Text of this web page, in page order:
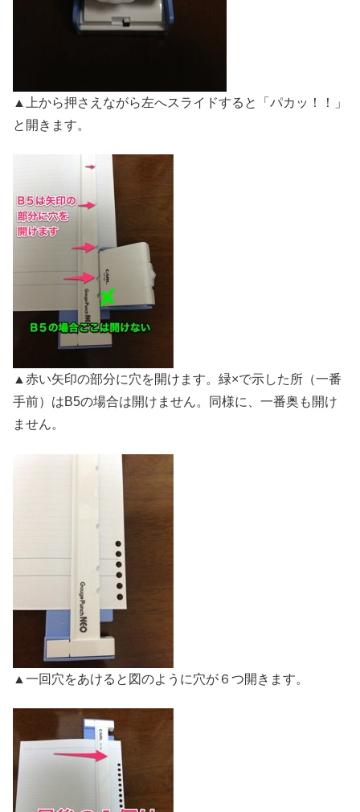
▲上から押さえながら左へスライドすると「パカッ！！」
と開きます。
▲赤い矢印の部分に穴を開けます。緑×で示した所（一番
手前）はB5の場合は開けません。同様に、一番奥も開け
ません。
▲一回穴をあけると図のように穴が６つ開きます。